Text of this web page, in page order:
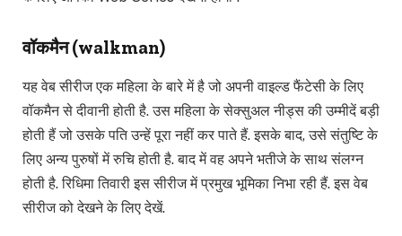
वॉकमैन (walkman)
यह वेब सीरीज एक महिला के बारे में है जो अपनी वाइल्ड फैंटेसी के लिए
वॉकमैन से दीवानी होती है. उस महिला के सेक्सुअल नीड्स की उम्मीदें बड़ी
होती हैं जो उसके पति उन्हें पूरा नहीं कर पाते हैं. इसके बाद, उसे संतुष्टि के
लिए अन्य पुरुषों में रुचि होती है. बाद में वह अपने भतीजे के साथ संलग्न
होती है. रिधिमा तिवारी इस सीरीज में प्रमुख भूमिका निभा रही हैं. इस वेब
सीरीज को देखने के लिए देखें.